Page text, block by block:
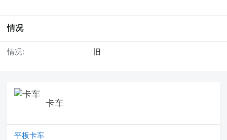
情况
情况: 旧
卡车
平板卡车